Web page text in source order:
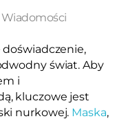
Wiadomości
świat. Aby
i
kluczowe jest
nurkowej. Maska,